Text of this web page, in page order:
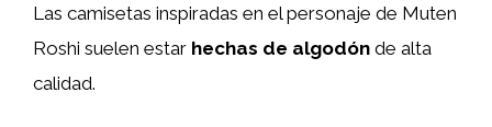
Las camisetas inspiradas en el personaje de Muten
Roshi suelen estar hechas de algodón de alta
calidad.